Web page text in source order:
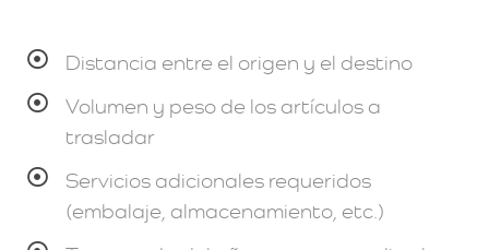
Distancia entre el origen y el destino
Volumen y peso de los artículos a
trasladar
Servicios adicionales requeridos
(embalaje, almacenamiento, etc.)